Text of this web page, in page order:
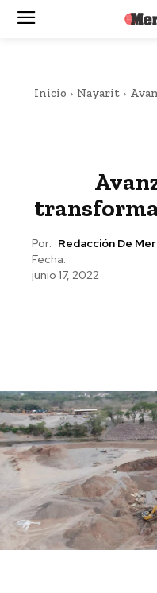
Inicio Nayarit
Por: Redacción De
Fecha:
junio 17, 2022